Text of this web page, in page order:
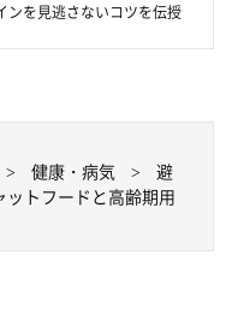
ンを見逃さないコツを伝授
健康・病気
避
ットフードと高齢期用